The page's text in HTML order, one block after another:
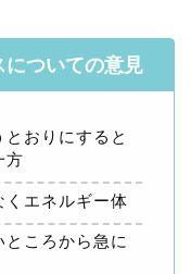
ついての意見
おりにすると
方
くエネルギー体
ころから急に